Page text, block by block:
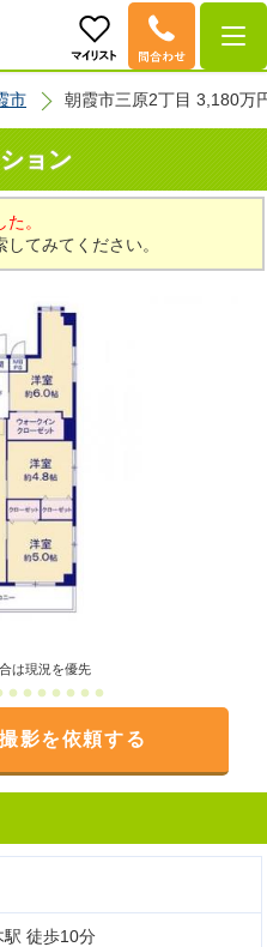
市 朝霞市三原2丁目 3,180万
ョン
。
てみてください。
は現況を優先
影を依頼する
徒歩10分